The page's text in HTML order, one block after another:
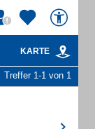
KARTE
Treffer 1-1 von 1